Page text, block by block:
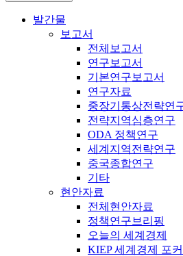
발간물
보고서
전체보고서
연구보고서
기본연구보고서
연구자료
중장기통상전략연
전략지역심층연구
ODA 정책연구
세계지역전략연구
중국종합연구
기타
현안자료
전체현안자료
정책연구브리핑
오늘의 세계경제
KIEP 세계경제 포